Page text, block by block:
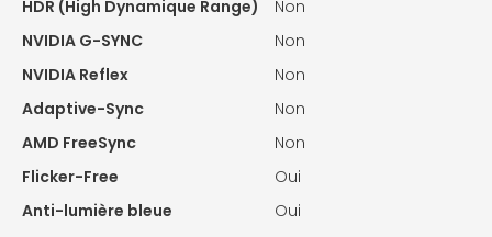
HDR (High Dynamique Range)
Non
NVIDIA G-SYNC
Non
NVIDIA Reflex
Non
Adaptive-Sync
Non
AMD FreeSync
Non
Flicker-Free
Oui
Anti-lumière bleue
Oui